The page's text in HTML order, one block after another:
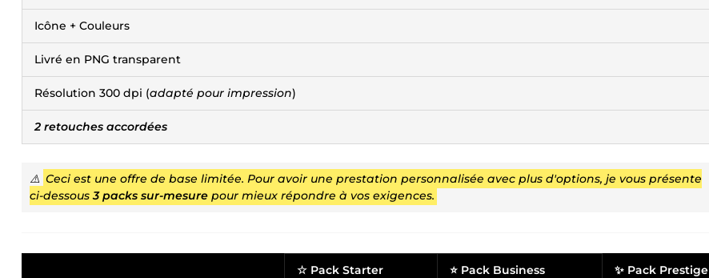
Icône + Couleurs
Livré en PNG transparent
Résolution 300 dpi (adapté pour impression)
2 retouches accordées
⚠️ Ceci est une offre de base limitée. Pour avoir une prestation personnalisée avec plus d'options, je vous présente
ci-dessous3 packs sur-mesure pour mieux répondre à vos exigences.
☆ Pack Starter ⭐ Pack Business ✨ Pack Prestige